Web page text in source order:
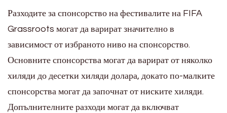
Разходите за спонсорство на фестивалите на FIFA
Grassroots могат да варират значително в
зависимост от избраното ниво на спонсорство.
Основните спонсорства могат да варират от няколко
хиляди до десетки хиляди долара, докато по-малките
спонсорства могат да започнат от ниските хиляди.
Допълнителните разходи могат да включват